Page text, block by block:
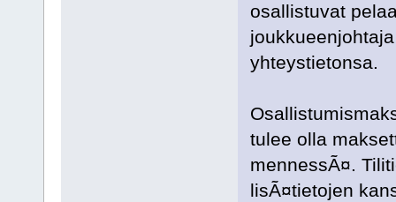
osallistuvat
yhteystietonsa.
tulee olla
mennessÃ¤.
lisÃ¤tietojen